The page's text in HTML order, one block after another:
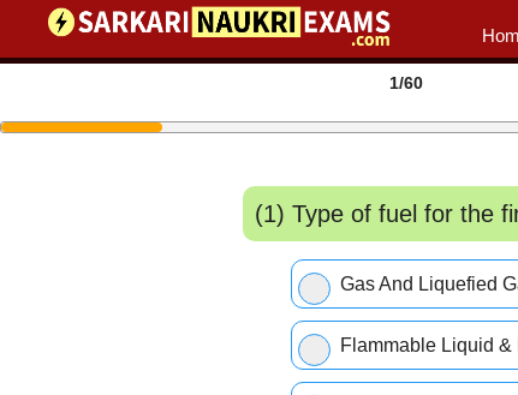
1/60
(1) Type of fuel for the
Gas And Liquefied
Flammable Liquid &